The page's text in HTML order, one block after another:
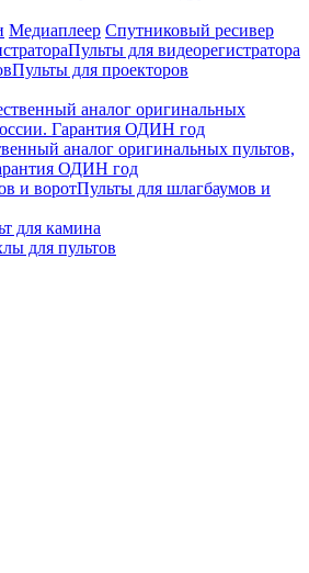
Медиаплеер Спутниковый ресивер
Пульты для видеорегистратора
Пульты для проекторов
аналог оригинальных пультов,
ОДИН год
Пульты для шлагбаумов и
для камина
для пультов